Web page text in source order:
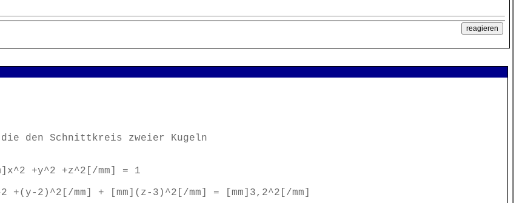
den Schnittkreis zweier Kugeln
+z^2[/mm] = 1
2)^2[/mm] + [mm](z-3)^2[/mm] = [mm]3,2^2[/mm]